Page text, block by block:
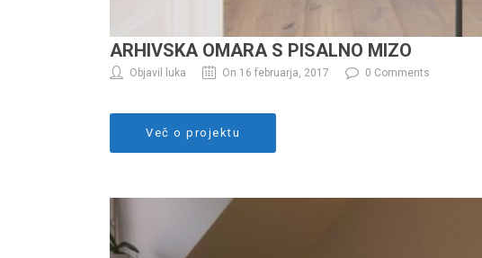
ARHIVSKA OMARA S PISALNO MIZO
Objavil luka On 16 februarja, 2017 0 Comments
Več o projektu